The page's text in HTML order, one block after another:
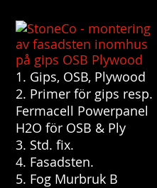
1. Gips, OSB, Plywood
2. Primer för gips resp.
Fermacell Powerpanel
H2O för OSB & Ply
3. Std. fix.
4. Fasadsten.
5. Fog Murbruk B